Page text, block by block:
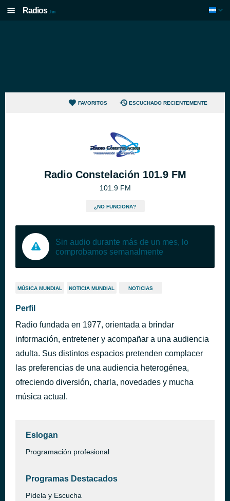
Radios .hn
FAVORITOS ESCUCHADO RECIENTEMENTE
Radio Constelación 101.9 FM
101.9 FM
¿NO FUNCIONA?
Sin audio durante más de un mes, lo
comprobamos semanalmente
MÚSICA MUNDIAL NOTICIA MUNDIAL NOTICIAS
Perfil
Radio fundada en 1977, orientada a brindar
información, entretener y acompañar a una audiencia
adulta. Sus distintos espacios pretenden complacer
las preferencias de una audiencia heterogénea,
ofreciendo diversión, charla, novedades y mucha
música actual.
Eslogan
Programación profesional
Programas Destacados
Pídela y Escucha